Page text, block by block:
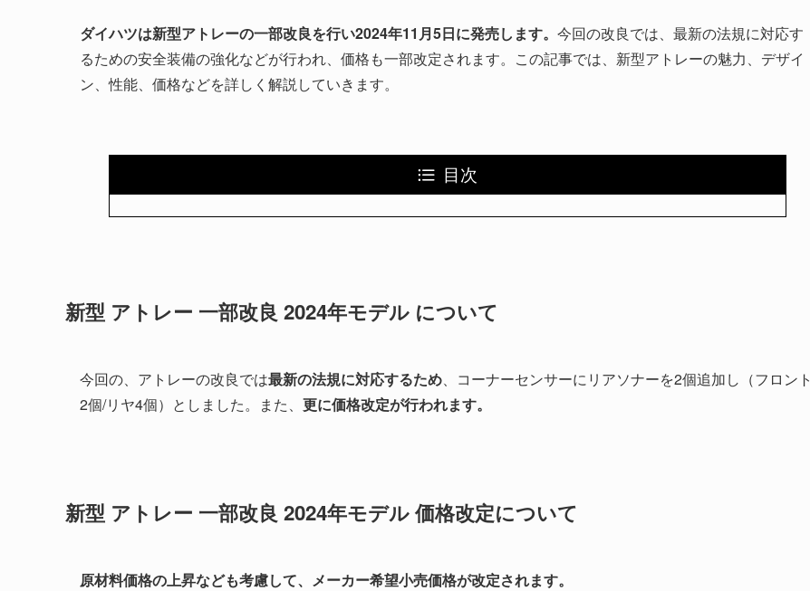
ダイハツは新型アトレーの一部改良を行い2024年11月5日に発売します。 今回の改良では、最新の法規に対応す
るための安全装備の強化などが行われ、価格も一部改定されます。この記事では、新型アトレーの魅力、デザイ
ン、性能、価格などを詳しく解説していきます。
目次
新型 アトレー 一部改良 2024年モデル について
今回の、アトレーの改良では最新の法規に対応するため、コーナーセンサーにリアソナーを2個追加し（フロント
2個/リヤ4個）としました。また、 更に価格改定が行われます。
新型 アトレー 一部改良 2024年モデル 価格改定について
原材料価格の上昇なども考慮して、メーカー希望小売価格が改定されます。